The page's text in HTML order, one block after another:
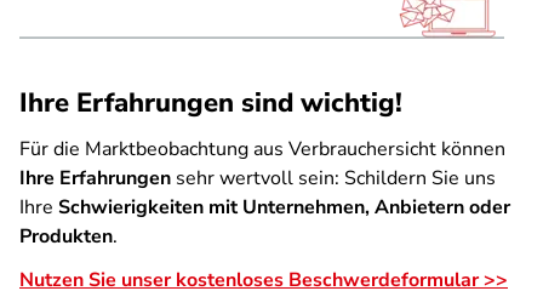
Ihre Erfahrungen sind wichtig!
Für die Marktbeobachtung aus Verbrauchersicht können
Ihre Erfahrungen sehr wertvoll sein: Schildern Sie uns
Ihre Schwierigkeiten mit Unternehmen, Anbietern oder
Produkten.
Nutzen Sie unser kostenloses Beschwerdeformular >>